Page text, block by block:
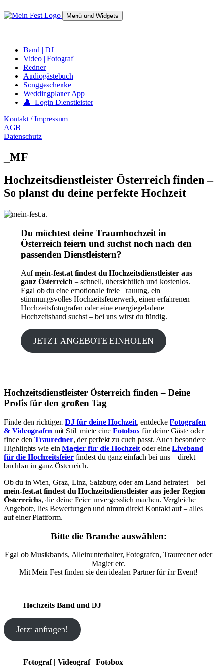
zum
Menü und Widgets
Band | DJ
Video | Fotograf
Redner
Audiogästebuch
Songgeschenke
Weddingplaner App
👤 Login Dienstleister
Kontakt / Impressum
AGB
Datenschutz
_MF
Hochzeitsdienstleister Österreich finden –
So planst du deine perfekte Hochzeit
Du möchtest deine Traumhochzeit in
Österreich feiern und suchst noch nach den
passenden Dienstleistern?
Aufmein-fest.at findest du Hochzeitsdienstleister aus
ganz Österreich– schnell, übersichtlich und kostenlos.
Egal ob du eine emotionale freie Trauung, ein
stimmungsvolles Hochzeitsfeuerwerk, einen erfahrenen
Hochzeitsfotografen oder eine energiegeladene
Hochzeitsband suchst – bei uns wirst du fündig.
JETZT ANGEBOTE EINHOLEN
Hochzeitsdienstleister Österreich finden – Deine
Profis für den großen Tag
Finde den richtigen DJ für deine Hochzeit, entdecke Fotografen
& Videografen mit Stil, miete eine Fotobox für deine Gäste oder
finde den Trauredner, der perfekt zu euch passt. Auch besondere
Highlights wie ein Magier für die Hochzeit oder eine Liveband
für die Hochzeitsfeier findest du ganz einfach bei uns – direkt
buchbar in ganz Österreich.
Ob du in Wien, Graz, Linz, Salzburg oder am Land heiratest – bei
mein-fest.at findest du Hochzeitsdienstleister aus jeder Region
Österreichs, die deine Feier unvergesslich machen. Vergleiche
Angebote, lies Bewertungen und nimm direkt Kontakt auf – alles
auf einer Plattform.
Bitte die Branche auswählen:
Egal ob Musikbands, Alleinunterhalter, Fotografen, Trauredner oder
Magier etc.
Mit Mein Fest finden sie den idealen Partner für ihr Event!
Hochzeits Band und DJ
Jetzt anfragen!
Fotograf | Videograf | Fotobox